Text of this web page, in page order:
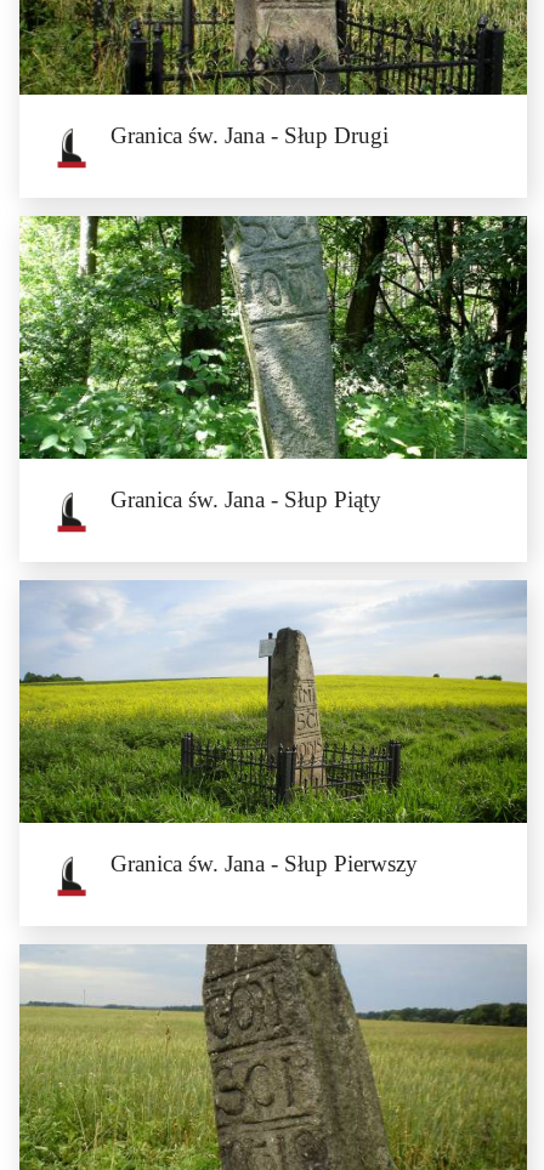
Czwarty słup granicy św. Jana stoi po prawej stronie polnej drogi prowadzącej
z Wigańcic do Szklar...
Granica św. Jana - Słup Drugi
Granica św. Jana - Słup Drugi
Drugi słup granicy św. Jana stoi na wzniesieniu wśród pól. Można do niego
dojść...
Granica św. Jana - Słup Piąty
Granica św. Jana - Słup Piąty
Piąty słup granicy św. Jana znajduje się na granicy gmin Przeworno i Grodków.
Słup stoi...
Granica św. Jana - Słup Pierwszy
Granica św. Jana - Słup Pierwszy
Pierwszy słup granicy św. Jana stoi na poboczu, po prawej stronie drogi
prowadzącej ze...